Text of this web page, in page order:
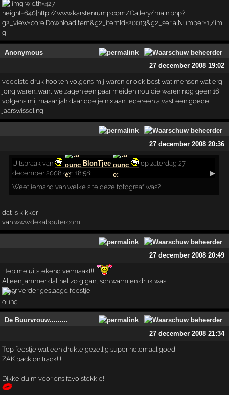
Anonymous
27 december 2008 19:02
veeelste druk hoor,en volgens mij waren er ook best wat mensen wat erg
jong waren...want we zagen een paar meiden nou die waren nog geen 16
volgens mij maaar jah daar doe je nix aan..iedereen alvast een goede
jaarswisseling
27 december 2008 20:36
Uitspraak van BlonTjee
op zaterdag 27
december 2008 om 18:58:
▶
Weet iemand van welke site deze fotograaf was?
dat is kikker,
van www.dekabouter.com
27 december 2008 20:49
Heb me uitstekend vermaakt!!
Alleen jammer dat het zo gigantisch warm en druk was!
Maar verder geslaagd feestje!
De Buurvrouw.........
27 december 2008 21:34
Top feestje wat een drukte gezellig super helemaal goed!
ZAK back on track!!!
Dikke duim voor ons favo stekkie!